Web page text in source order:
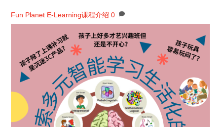
Fun Planet E-Learning课程介绍 0